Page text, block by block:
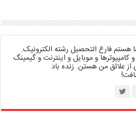
هستم فارغ التحصیل رشته الکترونیک.
کامپیوترها و موبایل و اینترنت و گیمینگ
علائق من هستن. زنده باد